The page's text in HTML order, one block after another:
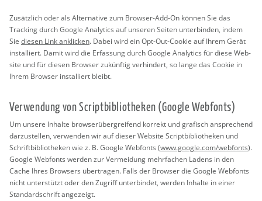
Zu­sätz­lich oder als Al­ter­na­ti­ve zum Brow­ser-Add-On kön­nen Sie das
Tracking durch Goog­le Ana­ly­tics auf un­se­ren Sei­ten un­ter­bin­den, indem
Sie die­sen Link an­kli­cken. Dabei wird ein Opt-Out-Coo­kie auf Ihrem Gerät
in­stal­liert. Damit wird die Er­fas­sung durch Goog­le Ana­ly­tics für diese Web­
site und für die­sen Brow­ser zu­künf­tig ver­hin­dert, so lange das Coo­kie in
Ihrem Brow­ser in­stal­liert bleibt.
Ver­wen­dung von Script­bi­blio­the­ken (Goog­le Web­fonts)
Um un­se­re In­hal­te brow­ser­über­grei­fend kor­rekt und gra­fisch an­spre­chend
dar­zu­stel­len, ver­wen­den wir auf die­ser Web­site Script­bi­blio­the­ken und
Schrift­bi­blio­the­ken wie z. B. Goog­le Web­fonts (www.​google.​com/​webfonts).
Goog­le Web­fonts wer­den zur Ver­mei­dung mehr­fa­chen La­dens in den
Cache Ihres Brow­sers über­tra­gen. Falls der Brow­ser die Goog­le Web­fonts
nicht un­ter­stützt oder den Zu­griff un­ter­bin­det, wer­den In­hal­te in einer
Stan­dard­schrift an­ge­zeigt.